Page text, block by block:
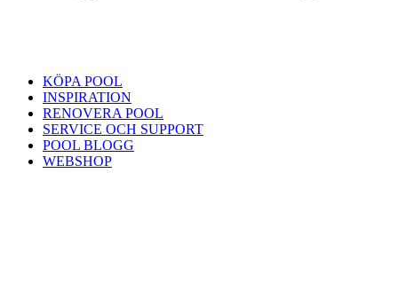
KÖPA POOL
INSPIRATION
RENOVERA POOL
SERVICE OCH SUPPORT
POOL BLOGG
WEBSHOP